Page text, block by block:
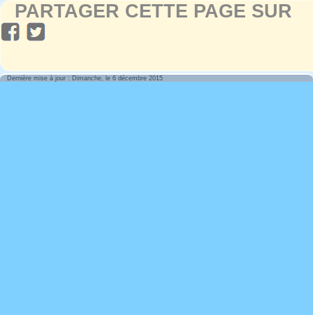
PARTAGER CETTE PAGE SUR
Dernière mise à jour : Dimanche, le 6 décembre 2015